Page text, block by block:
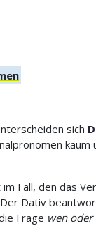
sich
kaum
Fall, den das
Dativ
Frage wen oder